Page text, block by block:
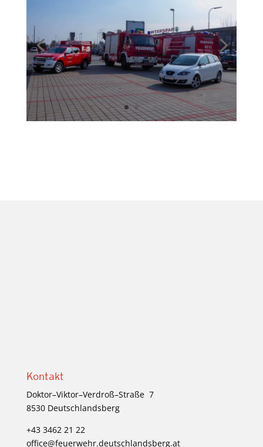
Kontakt
Doktor–Viktor–Verdroß–Straße 7
8530 Deutschlandsberg
+43 3462 21 22
office@feuerwehr.deutschlandsberg.at